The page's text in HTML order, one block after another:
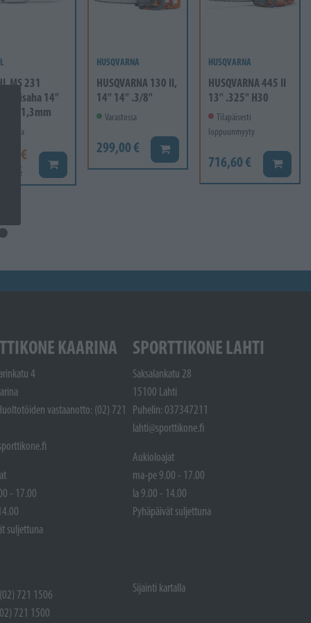
MS 231
14"
Pm 1,3mm
€
€ Lisää koriin
HUSQVARNA
HUSQVARNA 130 II,
14" 14" .3/8"
Varastossa
299,00 € Lisää koriin
HUSQVARNA
HUSQVARNA 445 II
13" .325" H30
Tilapäisesti
loppuunmyyty
716,60 € Lisää
KAARINA
4
vastaanotto: (02) 721
- 17.00
suljettuna
721 1506
721 1500
SPORTTIKONE LAHTI
Saksalankatu 28
15100 Lahti
Puhelin: 037347211
lahti@sporttikone.fi
Aukioloajat
ma-pe 9.00 - 17.00
la 9.00 - 14.00
Pyhäpäivät suljettuna
Sijainti kartalla